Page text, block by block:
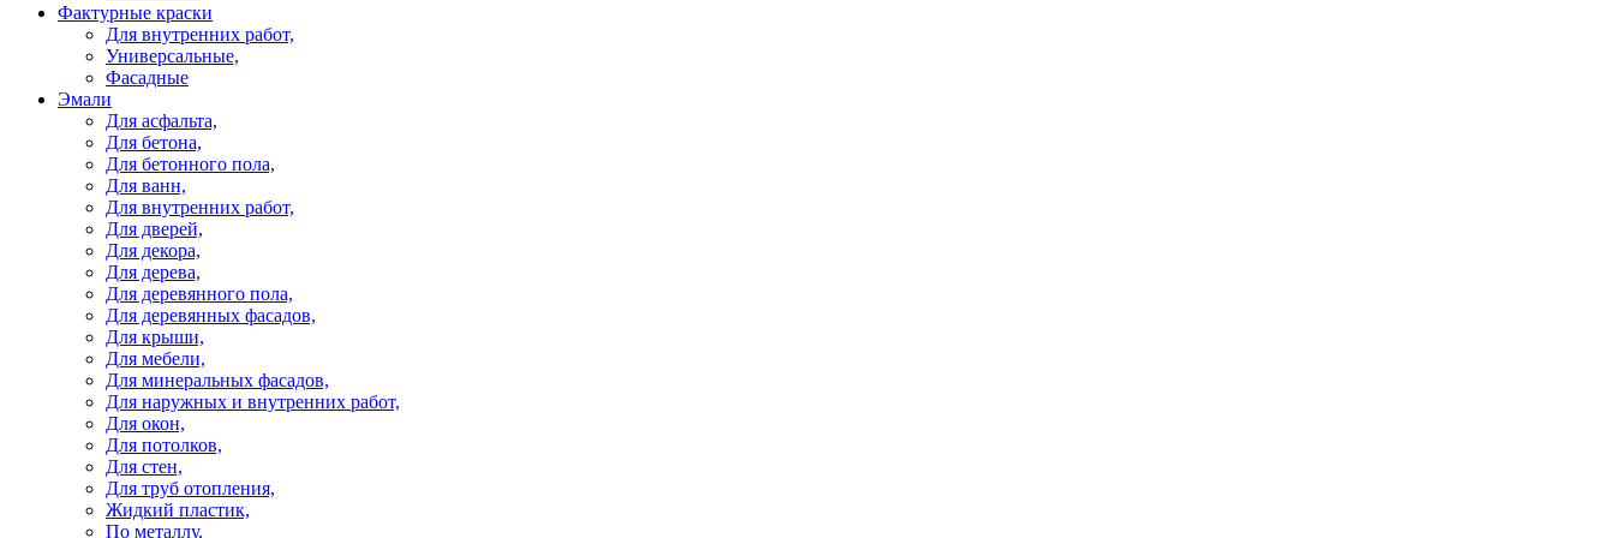
Фактурные краски
Для внутренних работ,
Универсальные,
Фасадные
Эмали
Для асфальта,
Для бетона,
Для бетонного пола,
Для ванн,
Для внутренних работ,
Для дверей,
Для декора,
Для дерева,
Для деревянного пола,
Для деревянных фасадов,
Для крыши,
Для мебели,
Для минеральных фасадов,
Для наружных и внутренних работ,
Для окон,
Для потолков,
Для стен,
Для труб отопления,
Жидкий пластик,
По металлу,